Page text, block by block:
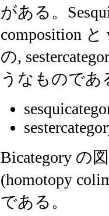
がある。
composition
の,
うなものであ
Bicategory の
(homotopy
である。